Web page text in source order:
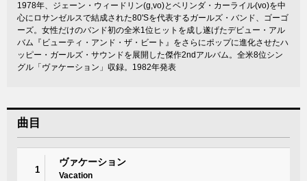
1978年、ジェーン・ウィードリン(g,vo)とベリンダ・カーライル(vo)を中
心にロサンゼルスで結成された80'Sを代表するガールズ・バンド、ゴーゴ
ーズ。女性だけのバンド初の全米1位ヒットを成し遂げたデビュー・アル
バム『ビューティ・アンド・ザ・ビート』をさらにポップに進化させたハ
ッピー・ガールズ・サウンドを展開した傑作2ndアルバム。全米8位シン
グル「ヴァケーション」収録。1982年発表
曲目
1
ヴァケーション
Vacation